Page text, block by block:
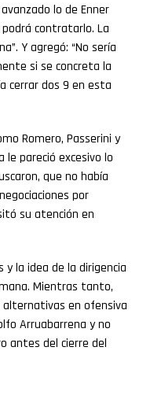
lo de Enner
podrá contratarlo. La
Y agregó: “No sería
si se concreta la
cerrar dos 9 en esta
Romero, Passerini y
le pareció excesivo lo
que no había
por
su atención en
y la idea de la dirigencia
Mientras tanto,
alternativas en ofensiva
Arruabarrena y no
antes del cierre del